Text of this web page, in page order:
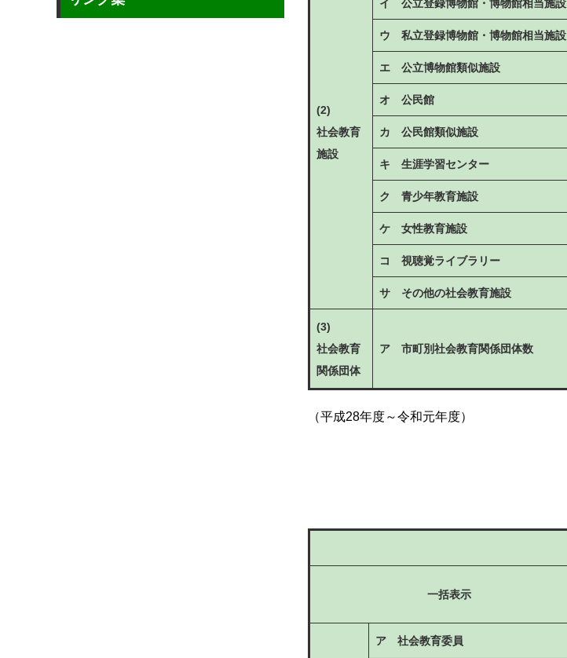
(2)
社会教育
施設
イ 公立登録博物館・博物館相当施設
ウ 私立登録博物館・博物館相当施設
エ 公立博物館類似施設
オ 公民館
カ 公民館類似施設
キ 生涯学習センター
ク 青少年教育施設
ケ 女性教育施設
コ 視聴覚ライブラリー
サ その他の社会教育施設
(3)
社会教育
関係団体
ア 市町別社会教育関係団体数
（平成28年度～令和元年度）
一括表示
ア 社会教育委員